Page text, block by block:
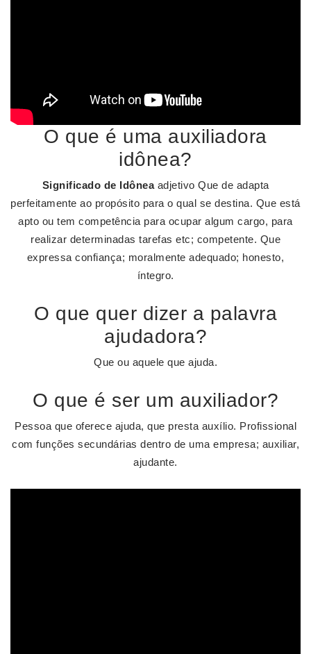
O que é uma auxiliadora
idônea?
Significado de Idôneaadjetivo Que de adapta
perfeitamente ao propósito para o qual se destina. Que está
apto ou tem competência para ocupar algum cargo, para
realizar determinadas tarefas etc; competente. Que
expressa confiança; moralmente adequado; honesto,
íntegro.
O que quer dizer a palavra
ajudadora?
Que ou aquele que ajuda.
O que é ser um auxiliador?
Pessoa que oferece ajuda, que presta auxílio. Profissional
com funções secundárias dentro de uma empresa; auxiliar,
ajudante.